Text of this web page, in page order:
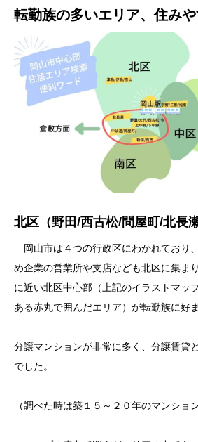
転勤族の多いエリア、住み
北区（野田/西古松/問屋町/北長
岡山市は４つの行政区にわかれており
め企業の営業所や支店なども北区に集ま
に近い北区中心部（上記のイラストマッ
ある赤丸で囲んだエリア）が転勤族に好
分譲マンションが非常に多く、分譲賃貸
でした。
（調べた時は築１５～２０年のマンショ